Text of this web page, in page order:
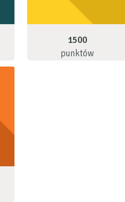
1500
punktów